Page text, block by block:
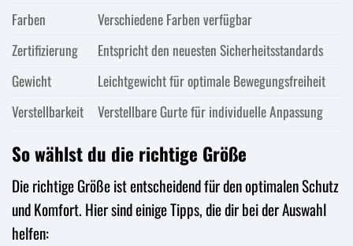
Farben
Verschiedene Farben verfügbar
Zertifizierung
Entspricht den neuesten Sicherheitsstandards
Gewicht
Leichtgewicht für optimale Bewegungsfreiheit
Verstellbarkeit
Verstellbare Gurte für individuelle Anpassung
So wählst du die richtige Größe
Die richtige Größe ist entscheidend für den optimalen Schutz
und Komfort. Hier sind einige Tipps, die dir bei der Auswahl
helfen: